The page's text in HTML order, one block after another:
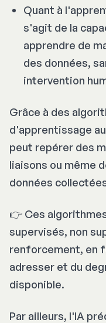
Quant à
s'agit de la
apprendre de
des données,
intervention
Grâce à des
d'apprentissage
peut repérer des
liaisons ou même
données
👉 Ces
supervisés, non
renforcement, en
adresser et du
disponible.
Par ailleurs, l'IA